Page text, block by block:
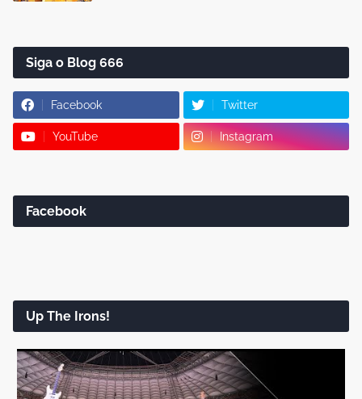
Siga o Blog 666
Facebook Twitter
YouTube Instagram
Facebook
Up The Irons!